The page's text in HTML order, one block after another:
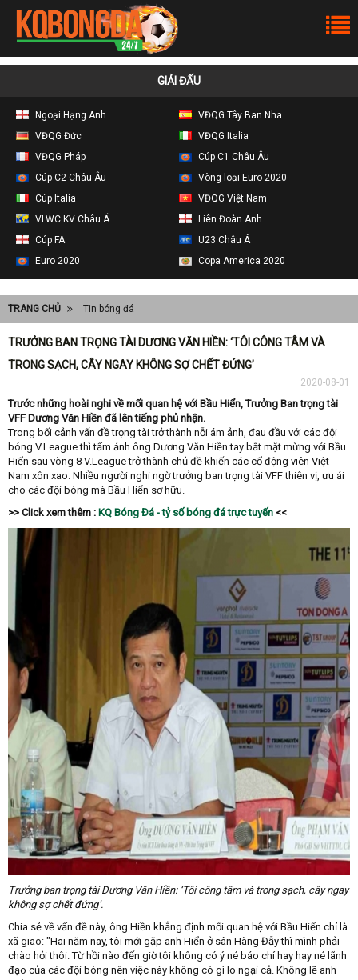
GIẢI ĐẤU
Ngoại Hạng Anh
VĐQG Tây Ban Nha
VĐQG Đức
VĐQG Italia
VĐQG Pháp
Cúp C1 Châu Âu
Cúp C2 Châu Âu
Vòng loại Euro 2020
Cúp Italia
VĐQG Việt Nam
VLWC KV Châu Á
Liên Đoàn Anh
Cúp FA
U23 Châu Á
Euro 2020
Copa America 2020
TRANG CHỦ Tin bóng đá
TRƯỞNG BAN TRỌNG TÀI DƯƠNG VĂN HIỀN: ‘TÔI CÔNG TÂM VÀ
TRONG SẠCH, CÂY NGAY KHÔNG SỢ CHẾT ĐỨNG’
2020-08-01
Trước những hoài nghi về mối quan hệ với Bầu Hiển, Trưởng Ban trọng tài
VFF Dương Văn Hiền đã lên tiếng phủ nhận.
Trong bối cảnh vấn đề trọng tài trở thành nỗi ám ảnh, đau đầu với các đội
bóng V.League thì tấm ảnh ông Dương Văn Hiền tay bắt mặt mừng với Bầu
Hiển sau vòng 8 V.League trở thành chủ đề khiến các cổ động viên Việt
Nam xôn xao. Nhiều người nghi ngờ trưởng ban trọng tài VFF thiên vị, ưu ái
cho các đội bóng mà Bầu Hiển sơ hữu.
>> Click xem thêm : KQ Bóng Đá - tỷ số bóng đá trực tuyến <<
Trưởng ban trọng tài Dương Văn Hiền: ‘Tôi công tâm và trong sạch, cây ngay
không sợ chết đứng’.
Chia sẻ về vấn đề này, ông Hiền khẳng định mối quan hệ với Bầu Hiển chỉ là
xã giao: "Hai năm nay, tôi mới gặp anh Hiển ở sân Hàng Đẫy thì mình phải
chào hỏi thôi. Từ hồi nào đến giờ tôi không có ý né báo chí hay hay né lãnh
đạo của các đội bóng nên việc này không có gì lo ngại cả. Không lẽ anh